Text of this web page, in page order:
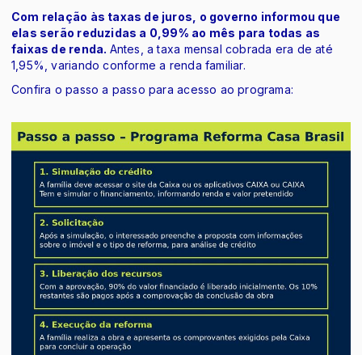
Com relação às taxas de juros, o governo informou que
elas serão reduzidas a 0,99% ao mês para todas as
faixas de renda. Antes, a taxa mensal cobrada era de até
1,95%, variando conforme a renda familiar.
Confira o passo a passo para acesso ao programa: